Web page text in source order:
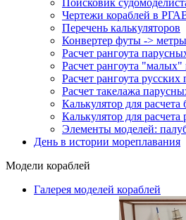
Поисковик
Чертежи кораблей в
Перечень калькуляторов
Конвертер футы -> метры
Расчет рангоута
Расчет рангоута "малых"
Расчет рангоута русских
Расчет такелажа
Калькулятор для расчета
Калькулятор для расчета
Элементы моделей:
День в истории мореплавания
Модели кораблей
Галерея моделей кораблей